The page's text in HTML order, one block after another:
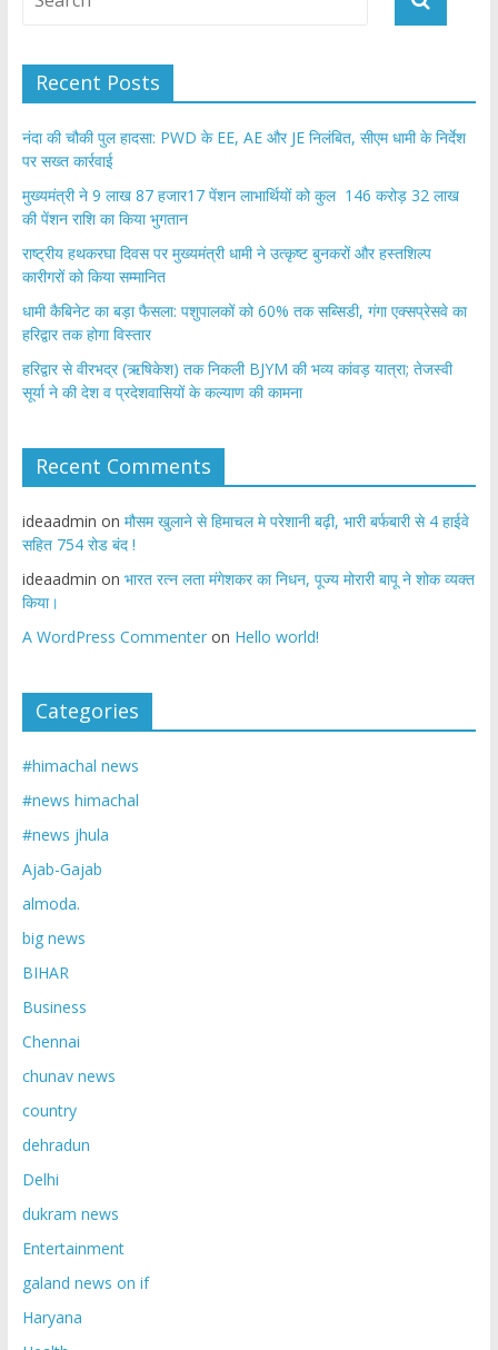
Recent Posts
नंदा की चौकी पुल हादसा: PWD के EE, AE और JE निलंबित, सीएम धामी के निर्देश
पर सख्त कार्रवाई
मुख्यमंत्री ने 9 लाख 87 हजार17 पेंशन लाभार्थियों को कुल 146 करोड़ 32 लाख
की पेंशन राशि का किया भुगतान
राष्ट्रीय हथकरघा दिवस पर मुख्यमंत्री धामी ने उत्कृष्ट बुनकरों और हस्तशिल्प
कारीगरों को किया सम्मानित
​धामी कैबिनेट का बड़ा फैसला: पशुपालकों को 60% तक सब्सिडी, गंगा एक्सप्रेसवे का
हरिद्वार तक होगा विस्तार
​हरिद्वार से वीरभद्र (ऋषिकेश) तक निकली BJYM की भव्य कांवड़ यात्रा; तेजस्वी
सूर्या ने की देश व प्रदेशवासियों के कल्याण की कामना
Recent Comments
ideaadmin on मौसम खुलाने से हिमाचल मे परेशानी बढ़ी, भारी बर्फबारी से 4 हाईवे
सहित 754 रोड बंद !
ideaadmin on भारत रत्न लता मंगेशकर का निधन, पूज्य मोरारी बापू ने शोक व्यक्त
किया।
A WordPress Commenteron Hello world!
Categories
#himachal news
#news himachal
#news jhula
Ajab-Gajab
almoda.
big news
BIHAR
Business
Chennai
chunav news
country
dehradun
Delhi
dukram news
Entertainment
galand news on if
Haryana